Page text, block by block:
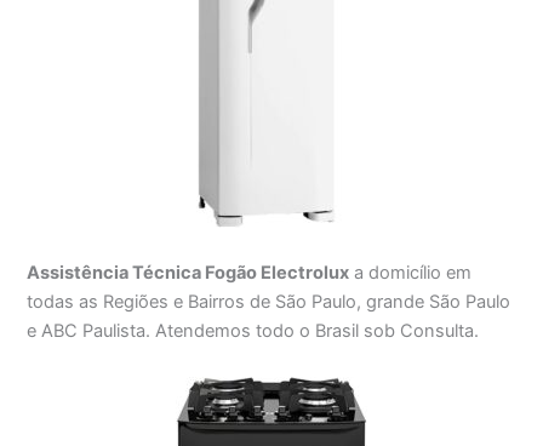
Assistência Técnica Fogão Electrolux a domicílio em
todas as Regiões e Bairros de São Paulo, grande São Paulo
e ABC Paulista. Atendemos todo o Brasil sob Consulta.